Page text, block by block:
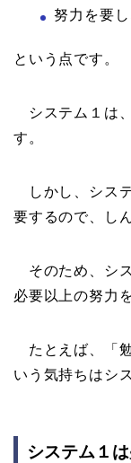
努力を要
という点です。
システム１は
す。
しかし、シス
要するので、し
そのため、シ
必要以上の努力
たとえば、「
いう気持ちはシ
システム１